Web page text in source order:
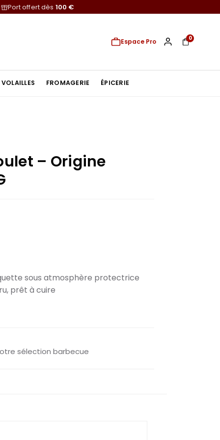
Port offert dès 100 €
Espace Pro 0
VOLAILLES FROMAGERIE ÉPICERIE
– Origine
sous atmosphère protectrice
prêt à cuire
sélection barbecue